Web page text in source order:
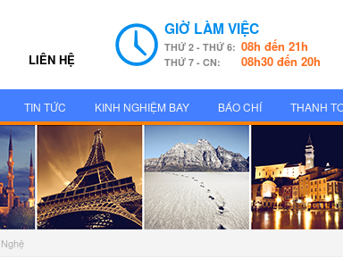
LIÊN HỆ
GIỜ LÀM VIỆC
THỨ 2 - THỨ 6:08h đến 21h
THỨ 7 - CN: 08h30 đến 20h
TIN TỨC KINH NGHIỆM BAY BÁO CHÍ THANH